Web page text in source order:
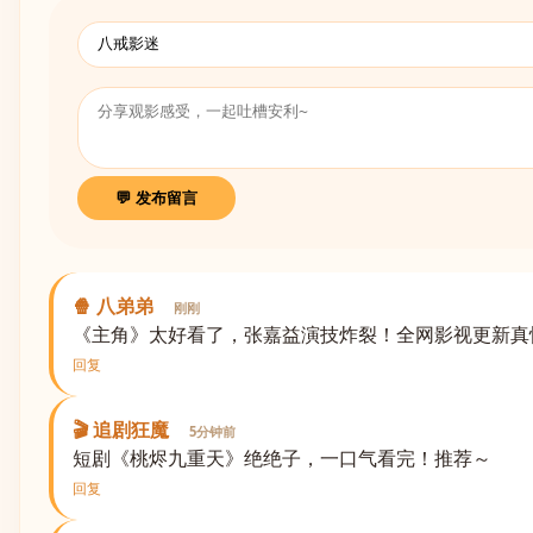
💬 发布留言
🍿 八弟弟 刚刚
《主角》太好看了，张嘉益演技炸裂！全网影视更新
回复
🎬 追剧狂魔 5分钟前
短剧《桃烬九重天》绝绝子，一口气看完！推荐～
回复